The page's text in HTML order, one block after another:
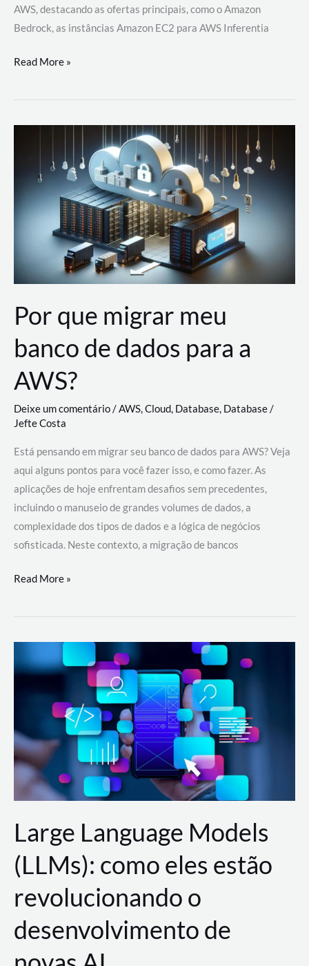
AWS, destacando as ofertas principais, como o Amazon
Bedrock, as instâncias Amazon EC2 para AWS Inferentia
Utilizando
Soluções
AWS
Read More »
Por que migrar meu
banco de dados para a
AWS?
Deixe um comentário/AWS,Cloud, Database, Database/
Jefte Costa
Está pensando em migrar seu banco de dados para AWS? Veja
aqui alguns pontos para você fazer isso, e como fazer. As
aplicações de hoje enfrentam desafios sem precedentes,
incluindo o manuseio de grandes volumes de dados, a
complexidade dos tipos de dados e a lógica de negócios
sofisticada. Neste contexto, a migração de bancos
Por
migrar
de
a
AWS?
Read More »
Large Language Models
(LLMs): como eles estão
revolucionando o
desenvolvimento de